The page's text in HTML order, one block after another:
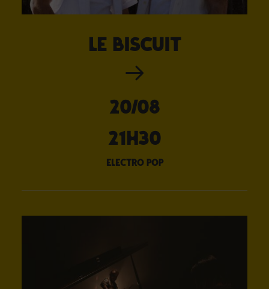
Le Biscuit
20/08
21H30
electro pop